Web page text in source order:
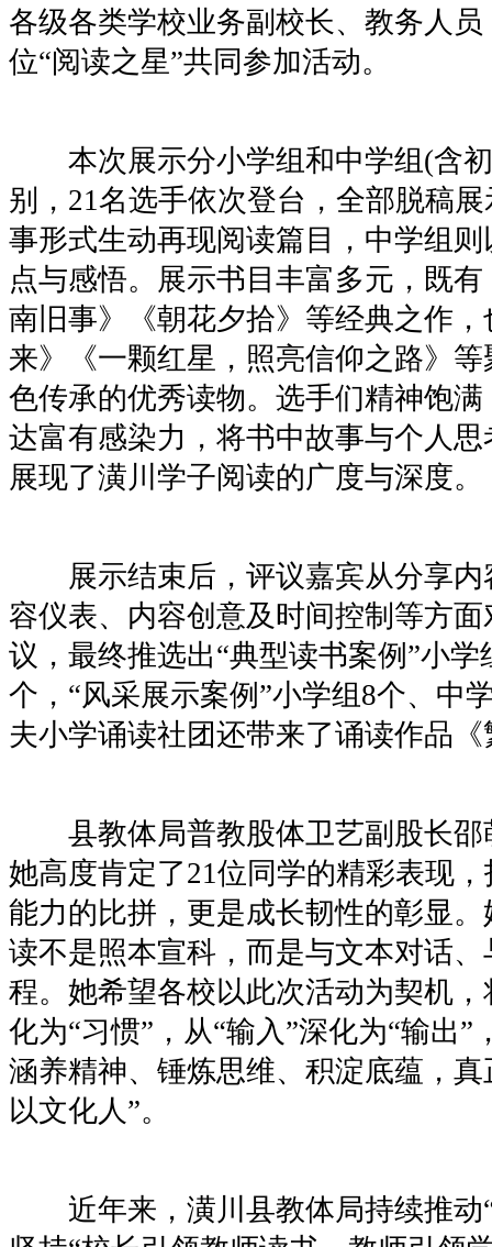
各级各类学校业务副校长、教务人
位“阅读之星”共同参加活动。
本次展示分小学组和中学组(含初
别，21名选手依次登台，全部脱稿
事形式生动再现阅读篇目，中学组
点与感悟。展示书目丰富多元，既
南旧事》《朝花夕拾》等经典之作
来》《一颗红星，照亮信仰之路》
色传承的优秀读物。选手们精神饱
达富有感染力，将书中故事与个人
展现了潢川学子阅读的广度与深度。
展示结束后，评议嘉宾从分享内
容仪表、内容创意及时间控制等方
议，最终推选出“典型读书案例”小学
个，“风采展示案例”小学组8个、中
夫小学诵读社团还带来了诵读作品
县教体局普教股体卫艺副股长邵
她高度肯定了21位同学的精彩表现
能力的比拼，更是成长韧性的彰显
读不是照本宣科，而是与文本对话
程。她希望各校以此次活动为契机，
化为“习惯”，从“输入”深化为“输出”
涵养精神、锤炼思维、积淀底蕴，
以文化人”。
近年来，潢川县教体局持续推动